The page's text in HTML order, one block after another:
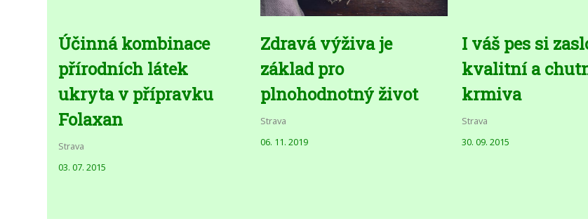
Účinná kombinace
přírodních látek
ukryta v přípravku
Folaxan
Strava
03. 07. 2015
Zdravá výživa je
základ pro
plnohodnotný život
Strava
06. 11. 2019
I váš pes si
kvalitní a
krmiva
Strava
30. 09. 2015